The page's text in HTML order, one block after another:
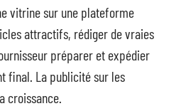
vitrine sur une plateforme
attractifs, rédiger de vraies
préparer et expédier
final. La publicité sur les
croissance.